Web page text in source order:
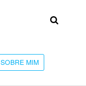
Professora
faculdade
SOBRE MIM